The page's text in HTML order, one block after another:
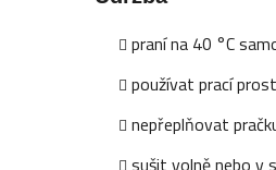
praní na 40 °C
používat prací
nepřeplňovat
sušit volně nebo v